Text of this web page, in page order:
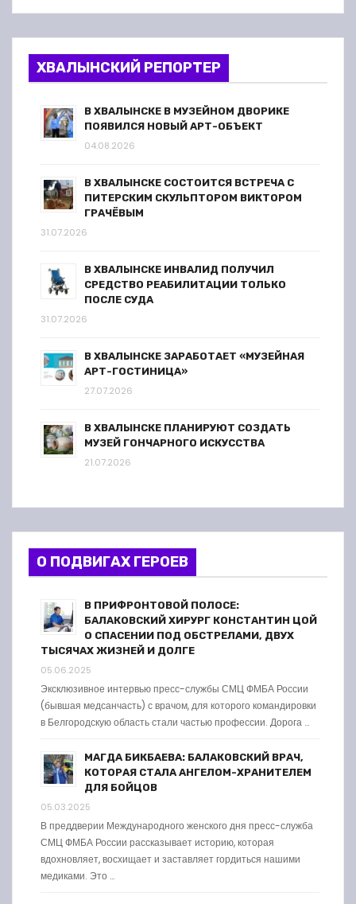
ХВАЛЫНСКИЙ РЕПОРТЕР
В ХВАЛЫНСКЕ В МУЗЕЙНОМ ДВОРИКЕ
ПОЯВИЛСЯ НОВЫЙ АРТ-ОБЪЕКТ
04.08.2026
В ХВАЛЫНСКЕ СОСТОИТСЯ ВСТРЕЧА С
ПИТЕРСКИМ СКУЛЬПТОРОМ ВИКТОРОМ
ГРАЧЁВЫМ
31.07.2026
В ХВАЛЫНСКЕ ИНВАЛИД ПОЛУЧИЛ
СРЕДСТВО РЕАБИЛИТАЦИИ ТОЛЬКО
ПОСЛЕ СУДА
31.07.2026
В ХВАЛЫНСКЕ ЗАРАБОТАЕТ «МУЗЕЙНАЯ
АРТ-ГОСТИНИЦА»
27.07.2026
В ХВАЛЫНСКЕ ПЛАНИРУЮТ СОЗДАТЬ
МУЗЕЙ ГОНЧАРНОГО ИСКУССТВА
21.07.2026
О ПОДВИГАХ ГЕРОЕВ
В ПРИФРОНТОВОЙ ПОЛОСЕ:
БАЛАКОВСКИЙ ХИРУРГ КОНСТАНТИН ЦОЙ
О СПАСЕНИИ ПОД ОБСТРЕЛАМИ, ДВУХ
ТЫСЯЧАХ ЖИЗНЕЙ И ДОЛГЕ
05.06.2025
Эксклюзивное интервью пресс-службы СМЦ ФМБА России
(бывшая медсанчасть) с врачом, для которого командировки
в Белгородскую область стали частью профессии. Дорога …
МАГДА БИКБАЕВА: БАЛАКОВСКИЙ ВРАЧ,
КОТОРАЯ СТАЛА АНГЕЛОМ-ХРАНИТЕЛЕМ
ДЛЯ БОЙЦОВ
05.03.2025
В преддверии Международного женского дня пресс-служба
СМЦ ФМБА России рассказывает историю, которая
вдохновляет, восхищает и заставляет гордиться нашими
медиками. Это …